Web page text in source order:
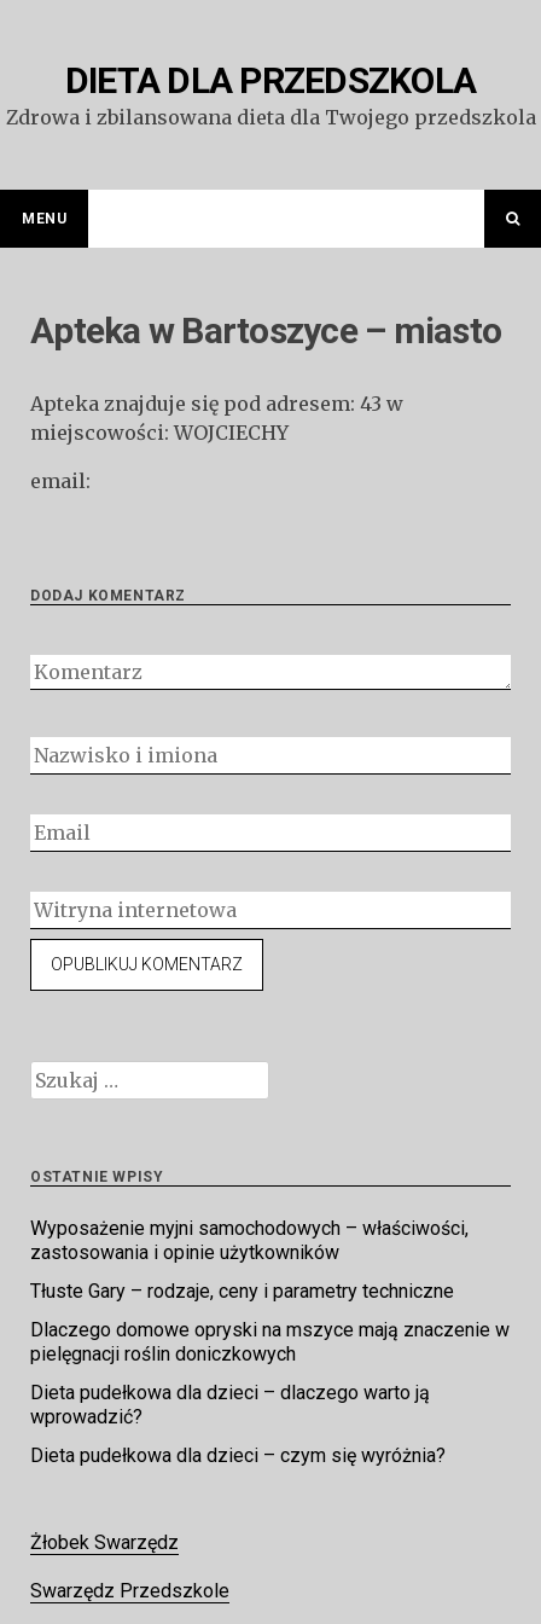
DIETA DLA PRZEDSZKOLA
Zdrowa i zbilansowana dieta dla Twojego przedszkola
MENU
Apteka w Bartoszyce – miasto
Apteka znajduje się pod adresem: 43 w
miejscowości: WOJCIECHY
email:
DODAJ KOMENTARZ
Szukaj:
OSTATNIE WPISY
Wyposażenie myjni samochodowych – właściwości,
zastosowania i opinie użytkowników
Tłuste Gary – rodzaje, ceny i parametry techniczne
Dlaczego domowe opryski na mszyce mają znaczenie w
pielęgnacji roślin doniczkowych
Dieta pudełkowa dla dzieci – dlaczego warto ją
wprowadzić?
Dieta pudełkowa dla dzieci – czym się wyróżnia?
Żłobek Swarzędz
Swarzędz Przedszkole